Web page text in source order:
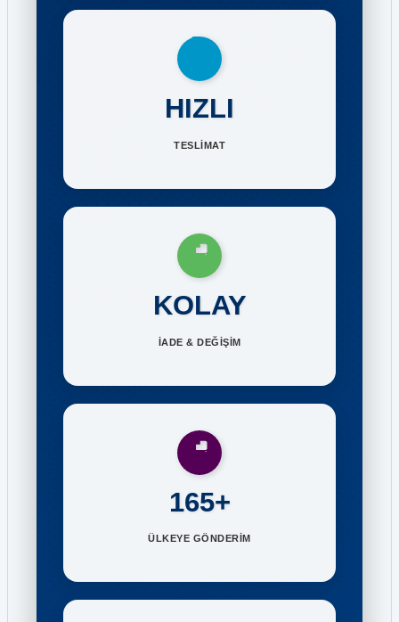
HIZLI
TESLİMAT
KOLAY
İADE & DEĞİŞİM
165+
ÜLKEYE GÖNDERİM